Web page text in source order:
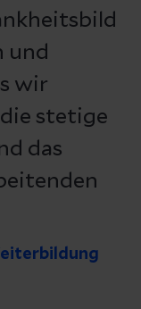
und
wir
stetige
das